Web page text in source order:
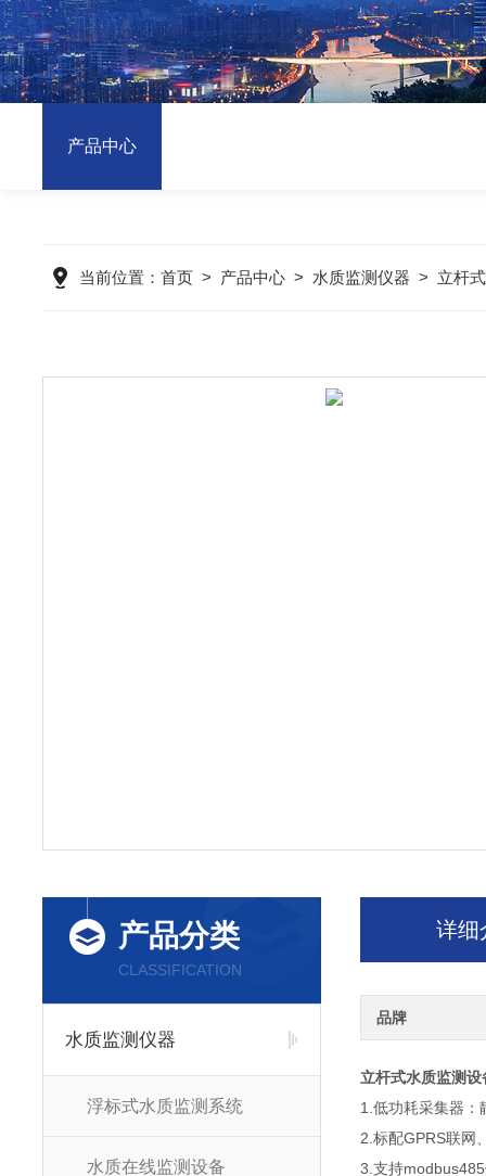
产品中心
当前位置： 首页 > 产品中心 > 水质监测仪器 > 立杆
产品分类
CLASSIFICATION
水质监测仪器
浮标式水质监测系统
水质在线监测设备
详细
品牌
立杆式水质监测设
1.低功耗采集器：
2.标配GPRS联网
3.支持